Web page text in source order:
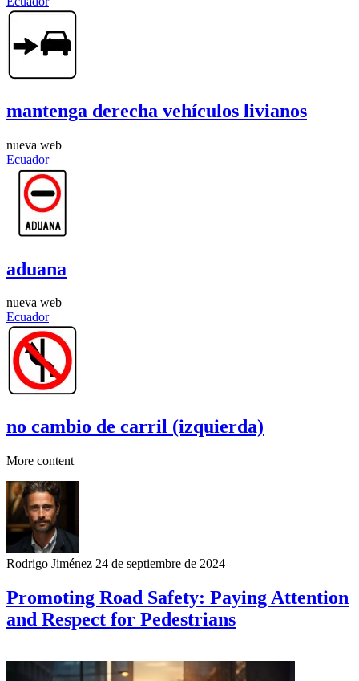
mantenga derecha vehículos livianos
nueva web
Ecuador
aduana
nueva web
Ecuador
no cambio de carril (izquierda)
More content
Rodrigo Jiménez 24 de septiembre de 2024
Promoting Road Safety: Paying Attention
and Respect for Pedestrians